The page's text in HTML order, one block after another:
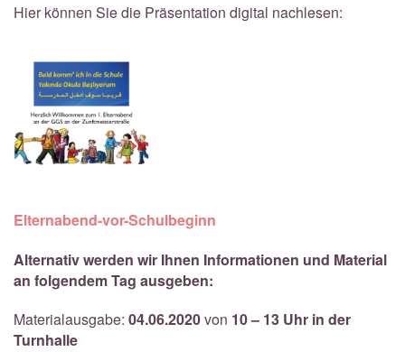
Hier können Sie die Präsentation digital nachlesen:
Elternabend-vor-Schulbeginn
Alternativ werden wir Ihnen Informationen und Material
an folgendem Tag ausgeben:
Materialausgabe: 04.06.2020von 10 – 13 Uhr in der
Turnhalle